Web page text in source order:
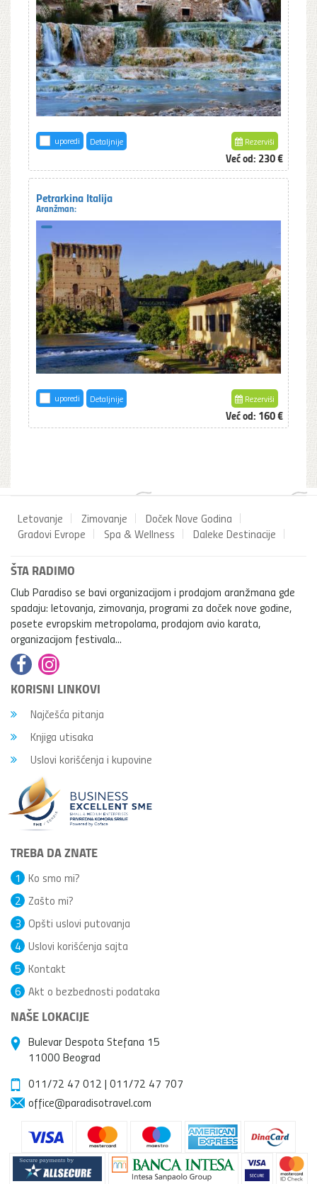
uporedi Detaljnije Rezerviši
Već od: 230 €
Petrarkina Italija
Aranžman:
uporedi Detaljnije Rezerviši
Već od: 160 €
Letovanje Zimovanje
Doček Nove Godina
Gradovi Evrope
Spa & Wellness Daleke Destinacije
ŠTA RADIMO
Club Paradiso se bavi organizacijom i prodajom aranžmana gde
spadaju: letovanja, zimovanja, programi za doček nove godine,
posete evropskim metropolama, prodajom avio karata,
organizacijom festivala...
KORISNI LINKOVI
Najčešća pitanja
Knjiga utisaka
Uslovi korišćenja i kupovine
TREBA DA ZNATE
Ko smo mi?
1
Zašto mi?
2
Opšti uslovi putovanja
3
Uslovi korišćenja sajta
4
Kontakt
5
Akt o bezbednosti podataka
6
NAŠE LOKACIJE
Bulevar Despota Stefana 15
11000 Beograd
011/72 47 012 | 011/72 47 707
office@paradisotravel.com